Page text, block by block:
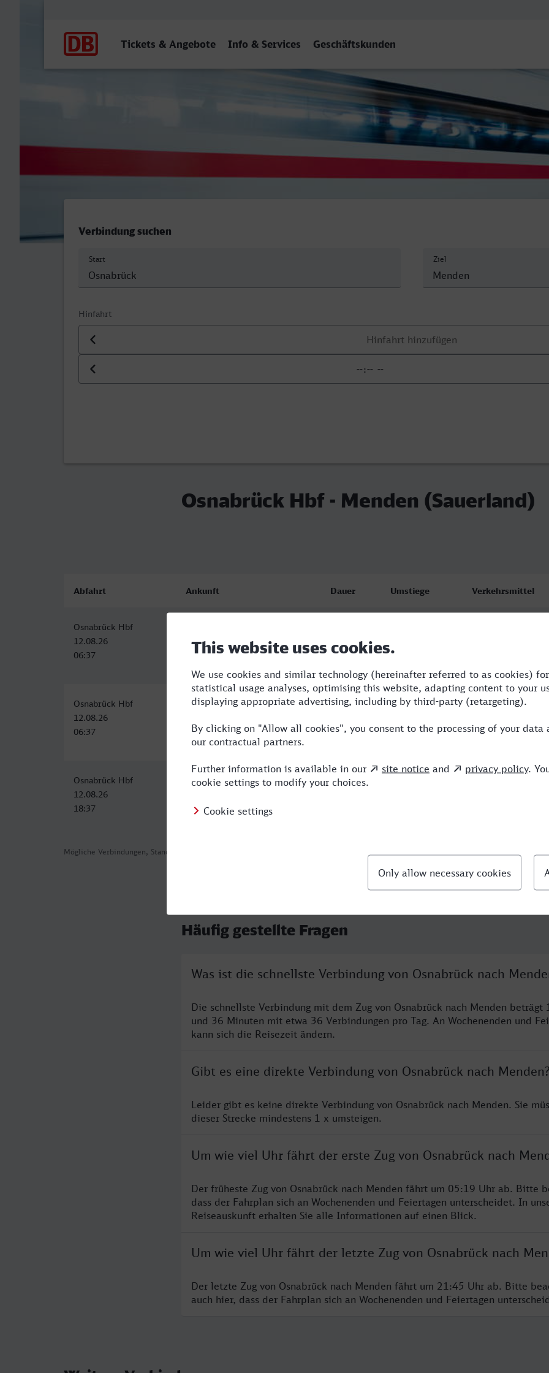
Tickets & Angebote Info & Services Geschäftskunden
Osnabrück Hbf - Menden (Sauerland)
Verbindung suchen
Start Ziel
Hinfahrt
Datum der Hinfahrt
Uhrzeit der Hinfahrt
Osnabrück Hbf - Menden (Sauerland)
Mögliche Verbindungen, Stand: 2026-07-29 06:40
Abfahrt Ankunft Dauer Umstiege Verkehrsmittel
Osnabrück Hbf
12.08.26
06:37
12.08.26
08:13
Osnabrück Hbf
12.08.26
06:37
Menden (Sauerland)
08:13
1:36 2 RB,RE,ICE
Osnabrück Hbf
12.08.26
18:37
Menden (Sauerland)
20:13
1:36
Häufig gestellte Fragen
Was ist die schnellste Verbindung von Osnabrück nach
Die schnellste Verbindung mit dem Zug von Osnabrück nach Menden beträgt
und 36 Minuten mit etwa 36 Verbindungen pro Tag. An Wochenenden und
kann sich die Reisezeit ändern.
Gibt es eine direkte Verbindung von Osnabrück nach Menden?
Leider gibt es keine direkte Verbindung von Osnabrück nach Menden. Sie
dieser Strecke mindestens 1 x umsteigen.
Um wie viel Uhr fährt der erste Zug von Osnabrück nach
Der früheste Zug von Osnabrück nach Menden fährt um 05:19 Uhr ab. Bitte
dass der Fahrplan sich an Wochenenden und Feiertagen unterscheidet. In
Reiseauskunft erhalten Sie alle Informationen auf einen Blick.
Um wie viel Uhr fährt der letzte Zug von Osnabrück nach
Der letzte Zug von Osnabrück nach Menden fährt um 21:45 Uhr ab. Bitte
auch hier, dass der Fahrplan sich an Wochenenden und Feiertagen